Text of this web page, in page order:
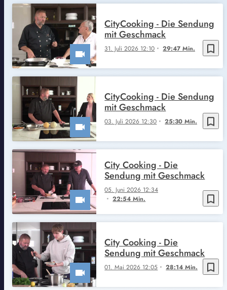
bookmark_border
31. Juli 2026 12:10 29:47 Min.
CityCooking - Die Sendung
mit Geschmack
bookmark_border
03. Juli 2026 12:30 25:30 Min.
CityCooking - Die Sendung
mit Geschmack
bookmark_border
05. Juni 2026 12:34
22:54 Min.
City Cooking - Die
Sendung mit Geschmack
bookmark_border
01. Mai 2026 12:05 28:14 Min.
City Cooking - Die
Sendung mit Geschmack